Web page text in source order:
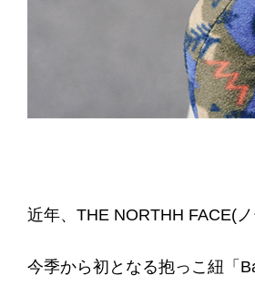
近年、THE NORTHH FACE(
今季から初となる抱っこ紐「